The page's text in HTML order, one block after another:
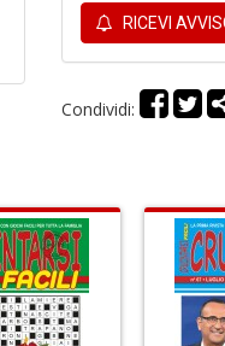
RICEVI
Condividi: